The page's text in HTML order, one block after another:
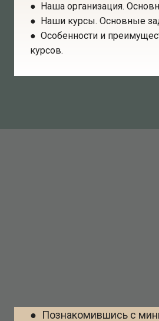
● Наша организация.
● Наши курсы. Основные
● Особенности и
курсов.
● Познакомившись с